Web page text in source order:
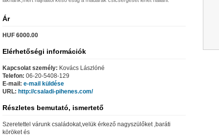
Ár
HUF 6000.00
Elérhetőségi információk
Kapcsolat személy: Kovács Lászlóné
Telefon: 06-20-5408-129
E-mail: e-mail küldése
URL: http://csaladi-pihenes.com/
Részletes bemutató, ismertető
Szeretettel várunk családokat,velük érkező nagyszülőket ,baráti
köröket és